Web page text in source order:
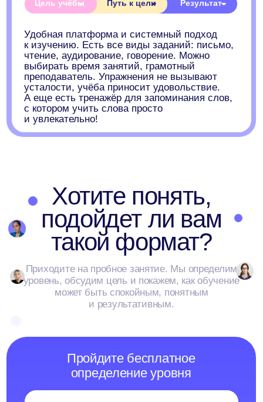
OOO "АНЭКОЛЬ"
*- только для первых продаж
ОГРНИП 1257700333318 ИНН 9709126338
ПЕР. ХИТРОВСКИЙ, Д. 3/1, СТР. 4, ПОМЕЩ.
1/1
Anecole
Корпоративное
обучение
Приведите друга в
Anecole
Подарочные
сертификаты
Сотрудничество с
Anecole
Документация
Прайс-лист
Договор
оферты
обработки персональных данных
Сведения об образовательной организации
Подпишитесь
на рассылку
рассылке! Подпишитесь, чтобы